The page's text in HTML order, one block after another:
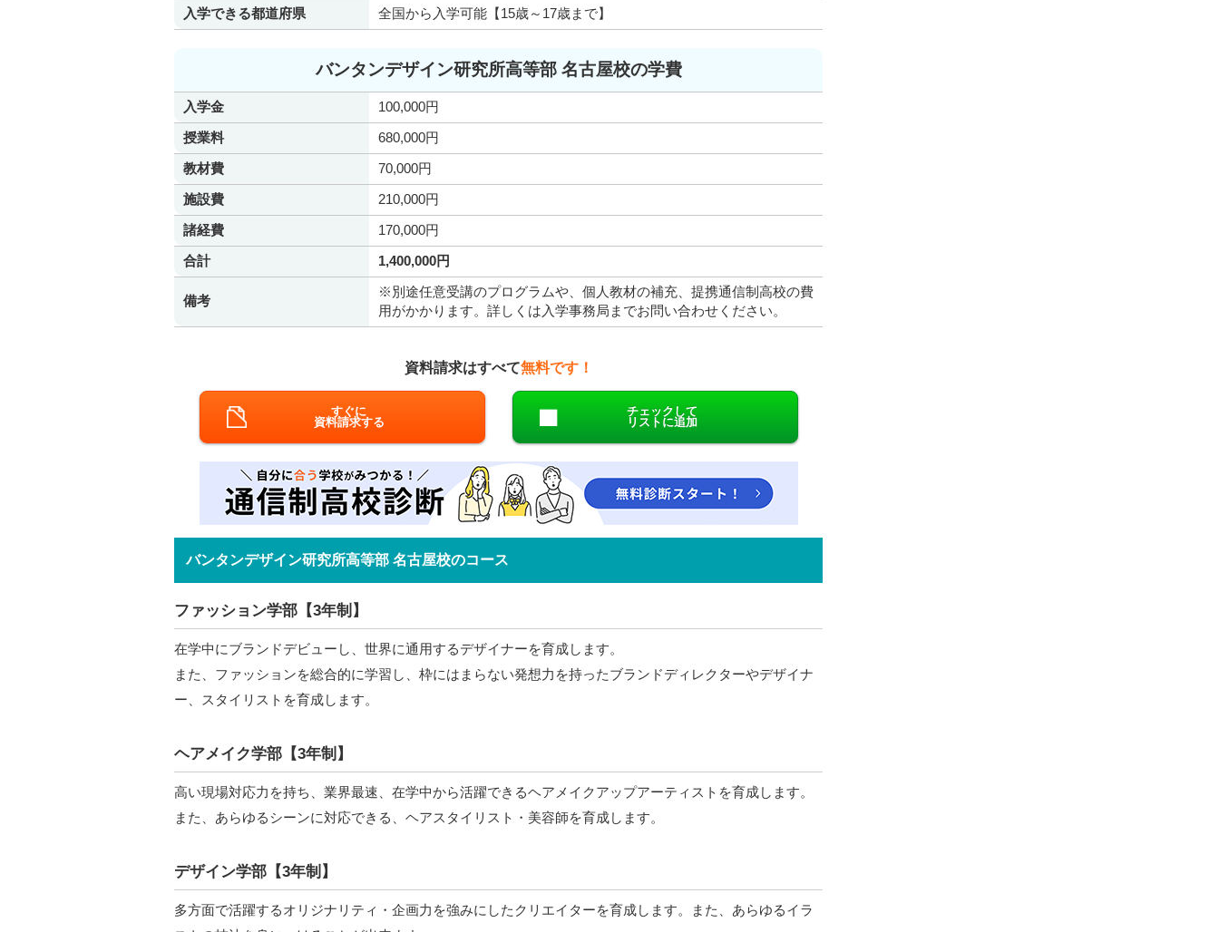
入学できる都道府県
全国から入学可能【15歳～17歳まで】
バンタンデザイン研究所高等部 名古屋校の学費
入学金
100,000円
授業料
680,000円
教材費
70,000円
施設費
210,000円
諸経費
170,000円
合計
1,400,000円
備考
※別途任意受講のプログラムや、個人教材の補充、提携通信制高校の費
用がかかります。詳しくは入学事務局までお問い合わせください。
資料請求はすべて無料です！
すぐに
資料請求する
チェックして
リストに追加
バンタンデザイン研究所高等部 名古屋校のコース
ファッション学部【3年制】
在学中にブランドデビューし、世界に通用するデザイナーを育成します。
また、ファッションを総合的に学習し、枠にはまらない発想力を持ったブランドディレクターやデザイナ
ー、スタイリストを育成します。
ヘアメイク学部【3年制】
高い現場対応力を持ち、業界最速、在学中から活躍できるヘアメイクアップアーティストを育成します。
また、あらゆるシーンに対応できる、ヘアスタイリスト・美容師を育成します。
デザイン学部【3年制】
多方面で活躍するオリジナリティ・企画力を強みにしたクリエイターを育成します。また、あらゆるイラ